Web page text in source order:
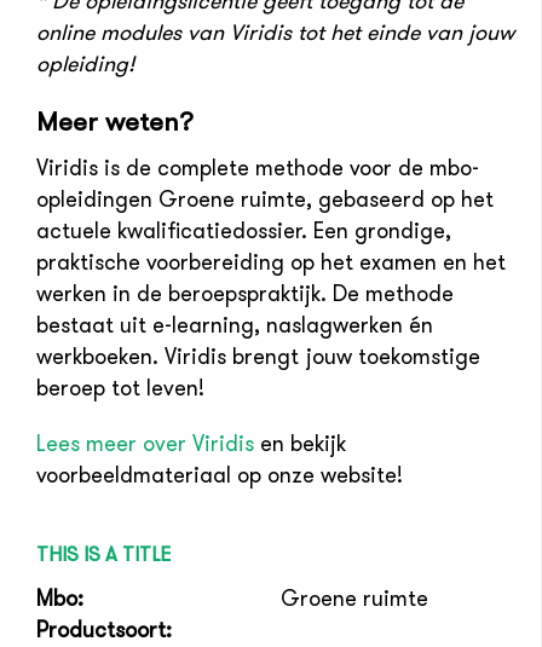
online modules van Viridis tot het einde van jouw
opleiding!
Meer weten?
Viridis is de complete methode voor de mbo-
opleidingen Groene ruimte, gebaseerd op het
actuele kwalificatiedossier. Een grondige,
praktische voorbereiding op het examen en het
werken in de beroepspraktijk. De methode
bestaat uit e-learning, naslagwerken én
werkboeken. Viridis brengt jouw toekomstige
beroep tot leven!
Lees meer over Viridis en bekijk
voorbeeldmateriaal op onze website!
THIS IS A TITLE
Mbo:
Groene ruimte
Productsoort: